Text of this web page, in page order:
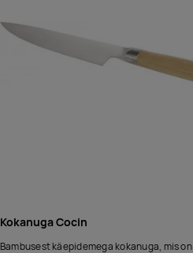
Kokanuga Cocin
Bambusest käepidemega kokanuga, mis on